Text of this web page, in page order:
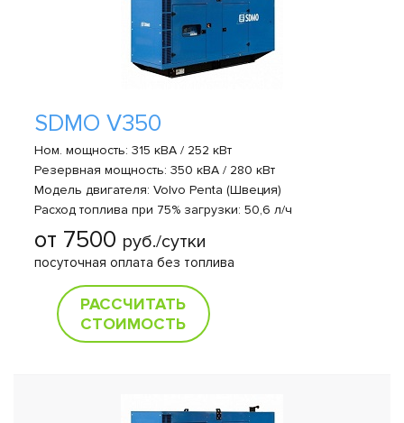
SDMO V350
Ном. мощность: 315 кВА / 252 кВт
Резервная мощность: 350 кВА / 280 кВт
Модель двигателя: Volvo Penta (Швеция)
Расход топлива при 75% загрузки: 50,6 л/ч
от 7500 руб./сутки
посуточная оплата без топлива
РАССЧИТАТЬ
СТОИМОСТЬ